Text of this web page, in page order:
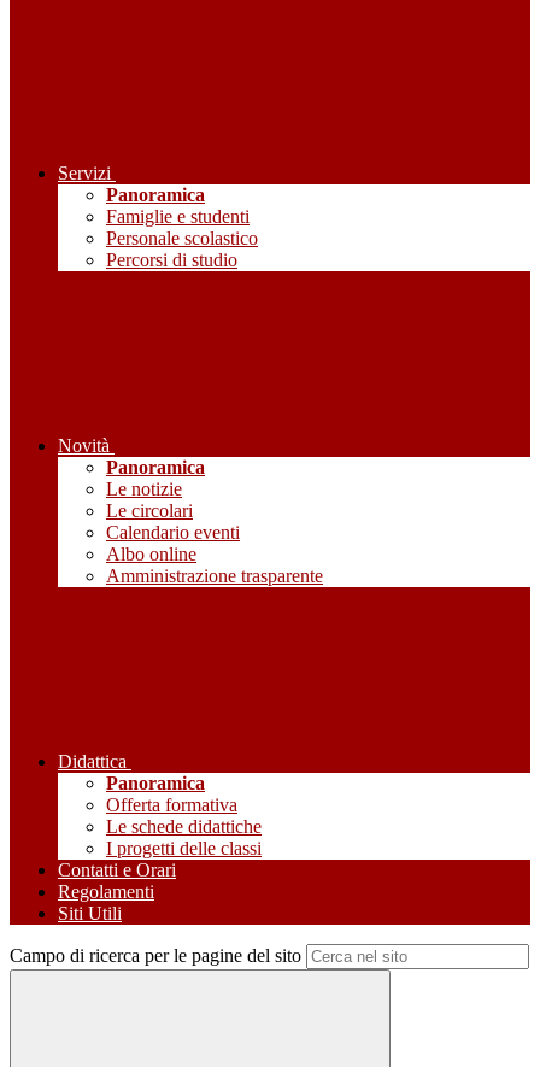
Servizi
Panoramica
Famiglie e studenti
Personale scolastico
Percorsi di studio
Novità
Panoramica
Le notizie
Le circolari
Calendario eventi
Albo online
Amministrazione trasparente
Didattica
Panoramica
Offerta formativa
Le schede didattiche
I progetti delle classi
Contatti e Orari
Regolamenti
Siti Utili
Campo di ricerca per le pagine del sito